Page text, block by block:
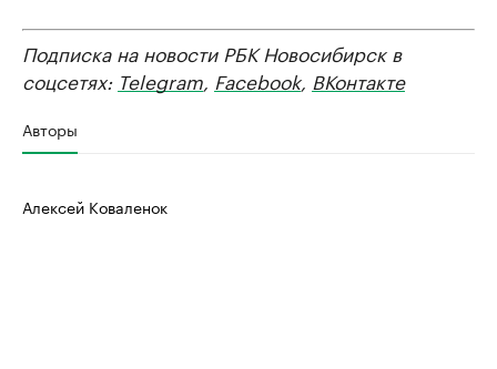
Подписка на новости РБК Новосибирск в
соцсетях: Telegram Facebook, ВКонтакте
Авторы
Алексей Коваленок